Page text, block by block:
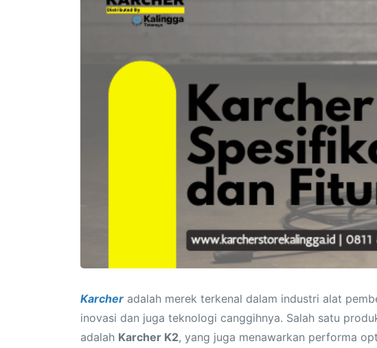
Karcher adalah merek terkenal dalam industri alat
inovasi dan juga teknologi canggihnya. Salah satu
adalah Karcher K2, yang juga menawarkan performa